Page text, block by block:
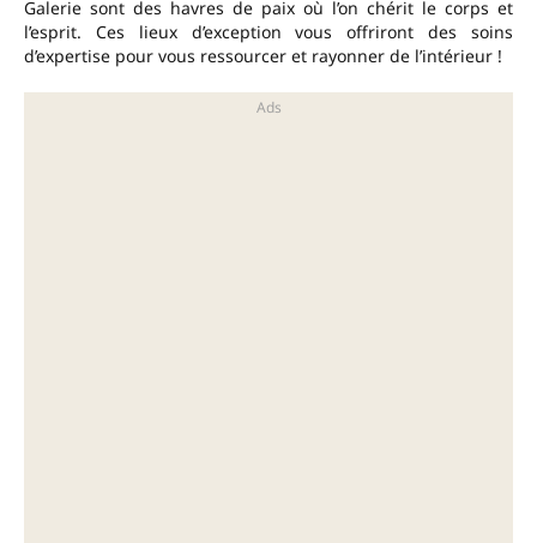
Galerie sont des havres de paix où l’on chérit le corps et
l’esprit. Ces lieux d’exception vous offriront des soins
d’expertise pour vous ressourcer et rayonner de l’intérieur !